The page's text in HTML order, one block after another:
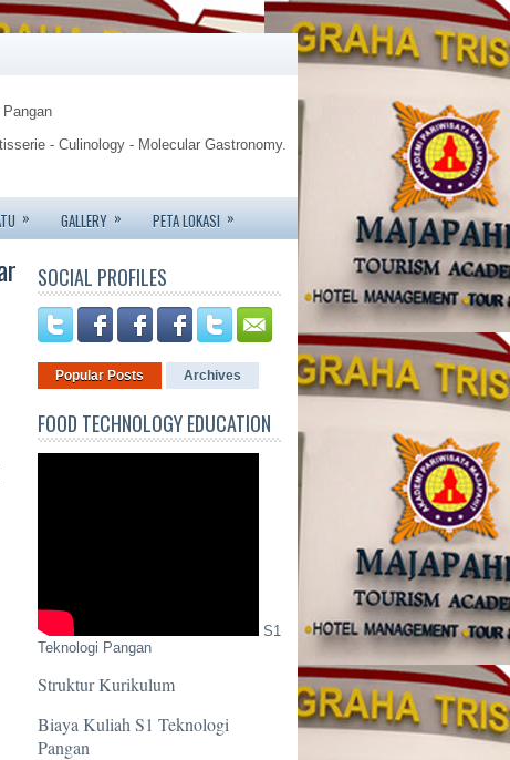
- Culinology - Molecular Gastronomy.
- Jemursari 244 - Surabaya
- 081233752227.
» GALLERY » PETA LOKASI »
SOCIAL PROFILES
Popular Posts Archives
FOOD TECHNOLOGY EDUCATION
S1
Teknologi Pangan
Struktur Kurikulum
Biaya Kuliah S1 Teknologi
Pangan